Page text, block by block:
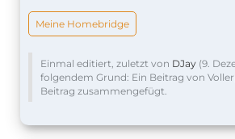
Meine Homebridge
Einmal editiert, zuletzt von DJay (9.
folgendem Grund: Ein Beitrag von
Beitrag zusammengefügt.